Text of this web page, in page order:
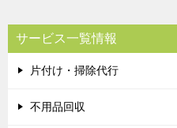
サービス一覧情報
片付け・掃除代行
不用品回収